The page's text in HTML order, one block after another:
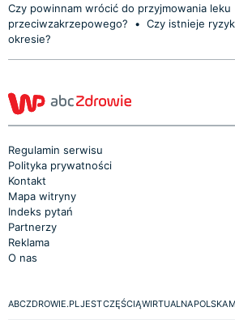
Czy powinnam wrócić do przyjmowania leku
przeciwzakrzepowego?
• Czy istnieje
okresie?
Regulamin serwisu
Polityka prywatności
Kontakt
Mapa witryny
Indeks pytań
Partnerzy
Reklama
O nas
ABCZDROWIE.PL JEST CZĘŚCIĄ WIRTUALNA POLSKA